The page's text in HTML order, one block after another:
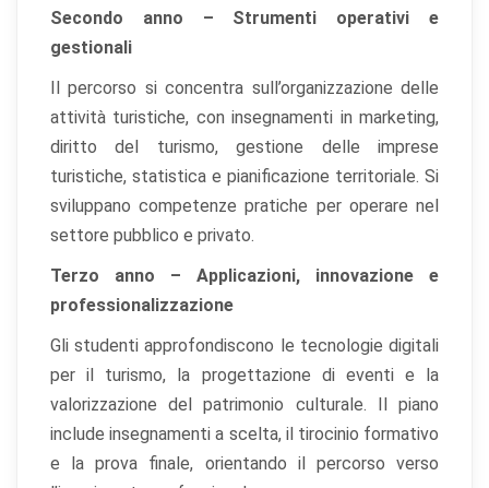
Secondo anno – Strumenti operativi e
gestionali
Il percorso si concentra sull’organizzazione delle
attività turistiche, con insegnamenti in marketing,
diritto del turismo, gestione delle imprese
turistiche, statistica e pianificazione territoriale. Si
sviluppano competenze pratiche per operare nel
settore pubblico e privato.
Terzo anno – Applicazioni, innovazione e
professionalizzazione
Gli studenti approfondiscono le tecnologie digitali
per il turismo, la progettazione di eventi e la
valorizzazione del patrimonio culturale. Il piano
include insegnamenti a scelta, il tirocinio formativo
e la prova finale, orientando il percorso verso
Preferenze cookie ×
Scegli quali categorie di cookie vuoi accettare. I cookie
necessari sono sempre attivi perché indispensabili al
funzionamento del sito.
Cookie necessari Sempre attivi
Indispensabili al funzionamento del sito (sessione,